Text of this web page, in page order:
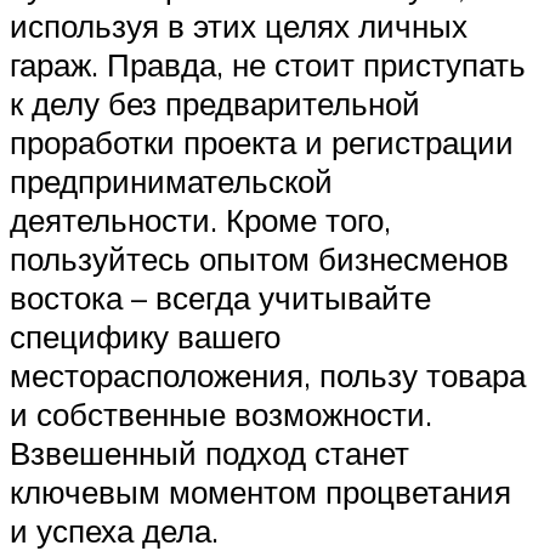
используя в этих целях личных
гараж. Правда, не стоит приступать
к делу без предварительной
проработки проекта и регистрации
предпринимательской
деятельности. Кроме того,
пользуйтесь опытом бизнесменов
востока – всегда учитывайте
специфику вашего
месторасположения, пользу товара
и собственные возможности.
Взвешенный подход станет
ключевым моментом процветания
и успеха дела.